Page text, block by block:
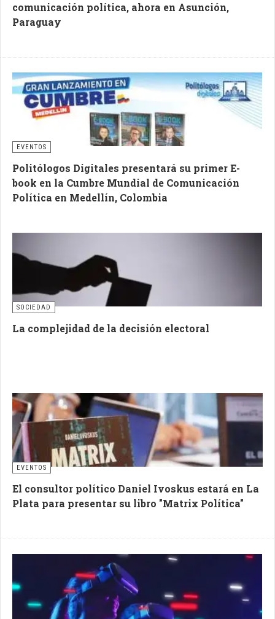
comunicación política, ahora en Asunción,
Paraguay
EVENTOS
Politólogos Digitales presentará su primer E-
book en la Cumbre Mundial de Comunicación
Política en Medellín, Colombia
SOCIEDAD
La complejidad de la decisión electoral
EVENTOS
El consultor político Daniel Ivoskus estará en La
Plata para presentar su libro "Matrix Política"